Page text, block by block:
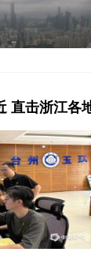
直击浙江各